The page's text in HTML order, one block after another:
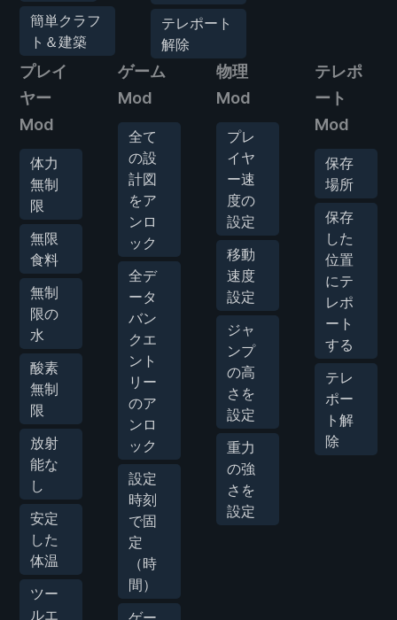
簡単クラフ
ト＆建築
テレポート
解除
プレイ
ヤー
Mod
体力
無制
限
無限
食料
無制
限の
水
酸素
無制
限
放射
能な
し
安定
した
体温
ツー
ルエ
ゲーム
Mod
全て
の設
計図
をア
ンロ
ック
全デ
ータ
バン
クエ
ント
リー
のア
ンロ
ック
設定
時刻
で固
定
（時
間）
物理
Mod
プレ
イヤ
ー速
度の
設定
移動
速度
設定
ジャ
ンプ
の高
さを
設定
重力
の強
さを
設定
テレポ
ート
Mod
保存
場所
保存
した
位置
にテ
レポ
ート
する
テレ
ポー
ト解
除